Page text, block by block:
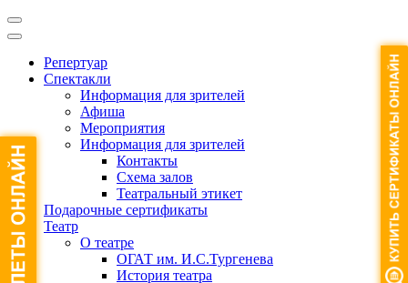
Репертуар
Спектакли
Информация для зрителей
Афиша
Мероприятия
Информация для зрителей
Контакты
Схема залов
Театральный этикет
Подарочные сертификаты
Театр
О театре
ОГАТ им. И.С.Тургенева
История театра